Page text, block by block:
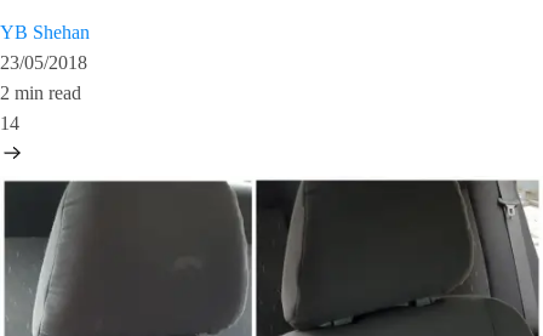
YB Shehan
23/05/2018
2 min read
14